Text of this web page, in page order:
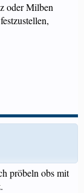
oder Milben
pröbeln obs mit